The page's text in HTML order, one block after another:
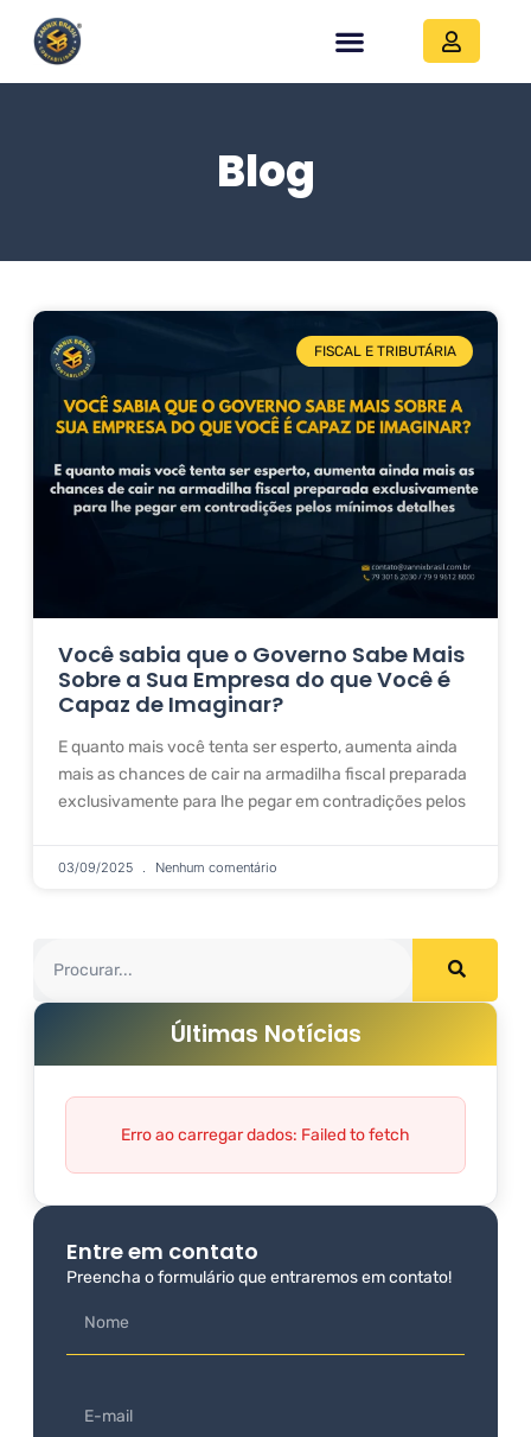
Blog
FISCAL E TRIBUTÁRIA
Você sabia que o Governo Sabe Mais
Sobre a Sua Empresa do que Você é
Capaz de Imaginar?
E quanto mais você tenta ser esperto, aumenta ainda
mais as chances de cair na armadilha fiscal preparada
exclusivamente para lhe pegar em contradições pelos
03/09/2025 Nenhum comentário
Últimas Notícias
Erro ao carregar dados: Failed to fetch
Entre em contato
Preencha o formulário que entraremos em contato!